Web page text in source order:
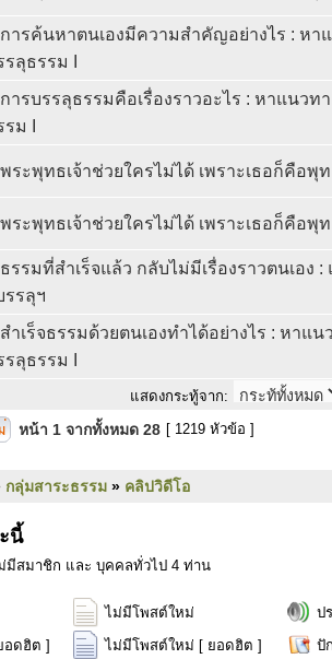
การค้นหาตนเองมีความสำคัญอย่างไร : หา
รลุธรรม I
การบรรลุธรรมคือเรื่องราวอะไร : หาแนวท
ม I
พระพุทธเจ้าช่วยใครไม่ได้ เพราะเธอก็คือพุ
พระพุทธเจ้าช่วยใครไม่ได้ เพราะเธอก็คือพุ
ธรรมที่สำเร็จแล้ว กลับไม่มีเรื่องราวตนเอง :
รรลุฯ
สำเร็จธรรมด้วยตนเองทำได้อย่างไร : หาแน
รลุธรรม I
แสดงกระทู้จาก:
หน้า 1 จากทั้งหมด 28 [ 1219 หัวข้อ ]
กลุ่มสาระธรรม » คลิปวิดีโอ
นี้
มีสมาชิก และ บุคคลทั่วไป 4 ท่าน
ไม่มีโพสต์ใหม่
ป
อดฮิต ]
ไม่มีโพสต์ใหม่ [ ยอดฮิต ]
ปั